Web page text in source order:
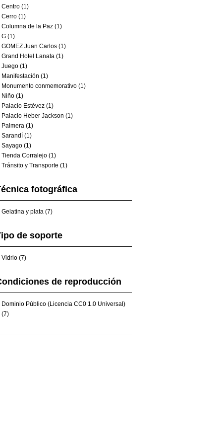
Centro (1)
Cerro (1)
Columna de la Paz (1)
G (1)
GOMEZ Juan Carlos (1)
Grand Hotel Lanata (1)
Juego (1)
Manifestación (1)
Monumento conmemorativo (1)
Niño (1)
Palacio Estévez (1)
Palacio Heber Jackson (1)
Palmera (1)
Sarandí (1)
Sayago (1)
Tienda Corralejo (1)
Tránsito y Transporte (1)
fotográfica
Gelatina y plata (7)
de soporte
Vidrio (7)
de reproducción
Dominio Público (Licencia CC0 1.0 Universal)
(7)